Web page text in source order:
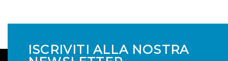
ISCRIVITI ALLA NOSTRA